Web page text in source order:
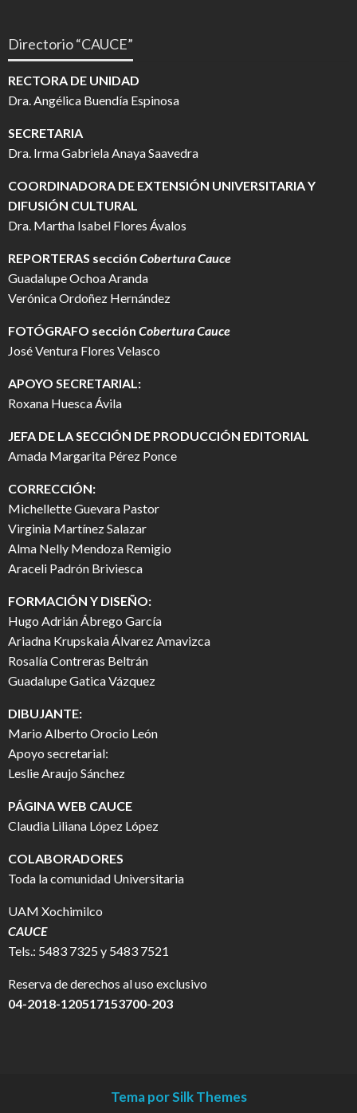
Directorio “CAUCE”
RECTORA DE UNIDAD
Dra. Angélica Buendía Espinosa
SECRETARIA
Dra. Irma Gabriela Anaya Saavedra
COORDINADORA DE EXTENSIÓN UNIVERSITARIA Y
DIFUSIÓN CULTURAL
Dra. Martha Isabel Flores Ávalos
REPORTERAS sección Cobertura Cauce
Guadalupe Ochoa Aranda
Verónica Ordoñez Hernández
FOTÓGRAFO sección Cobertura Cauce
José Ventura Flores Velasco
APOYO SECRETARIAL:
Roxana Huesca Ávila
JEFA DE LA SECCIÓN DE PRODUCCIÓN EDITORIAL
Amada Margarita Pérez Ponce
CORRECCIÓN:
Michellette Guevara Pastor
Virginia Martínez Salazar
Alma Nelly Mendoza Remigio
Araceli Padrón Briviesca
FORMACIÓN Y DISEÑO:
Hugo Adrián Ábrego García
Ariadna Krupskaia Álvarez Amavizca
Rosalía Contreras Beltrán
Guadalupe Gatica Vázquez
DIBUJANTE:
Mario Alberto Orocio León
Apoyo secretarial:
Leslie Araujo Sánchez
PÁGINA WEB CAUCE
Claudia Liliana López López
COLABORADORES
Toda la comunidad Universitaria
UAM Xochimilco
CAUCE
Tels.: 5483 7325 y 5483 7521
Reserva de derechos al uso exclusivo
04-2018-120517153700-203
Tema por Silk Themes